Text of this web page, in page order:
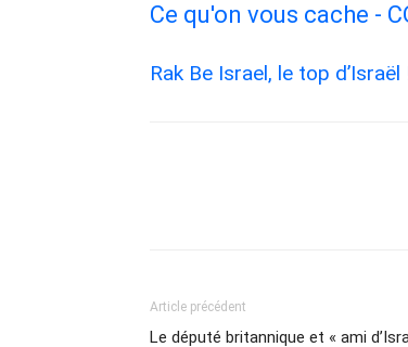
Ce qu'on vous cache -
Rak Be Israel, le top d’Israël
Article précédent
Le député britannique et « ami